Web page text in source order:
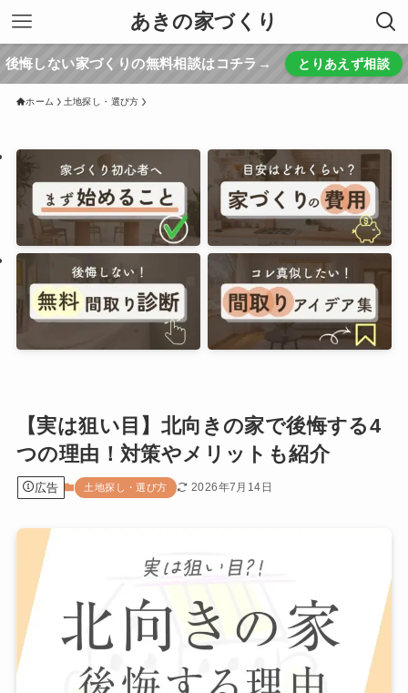
あきの家づくり
後悔しない家づくりの無料相談はコチラ→ とりあえず相談
ホーム 土地探し・選び方
【実は狙い目】北向きの家で後悔する4
つの理由！対策やメリットも紹介
広告 土地探し・選び方 2026年7月14日